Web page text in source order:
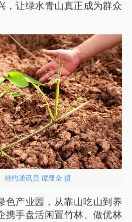
，让绿水青山真正成为群众
特约通讯员 谭显全 摄
色产业园，从靠山吃山到养
携手盘活闲置竹林、做优林